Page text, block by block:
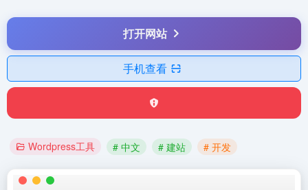
打开网站
手机查看
Wordpress工具 # 中文 # 建站 # 开发